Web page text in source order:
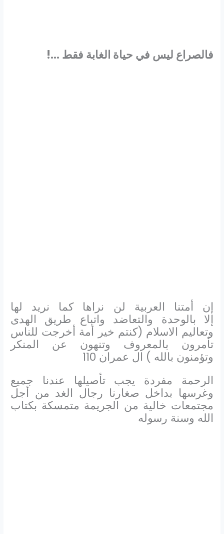
فالصراع ليس في حياة الغابة فقط …!
إن أمتنا العربية لن نراها كما نريد لها
إلا بالوحدة والتعاضد واتباع طريق الهدى
وتعاليم الاسلام (كنتم خير أمة أخرجت للناس
تأمرون بالمعروف وتنهون عن المنكر
وتؤمنون بالله ) ال عمران 110
الرحمة مفردة يجب تأصيلها عندنا جميع
وغرسها بداخل صغارنا رجال الغد من أجل
مجتمعات خالية من الجريمة متمسكة بكتاب
الله وسنة رسوله